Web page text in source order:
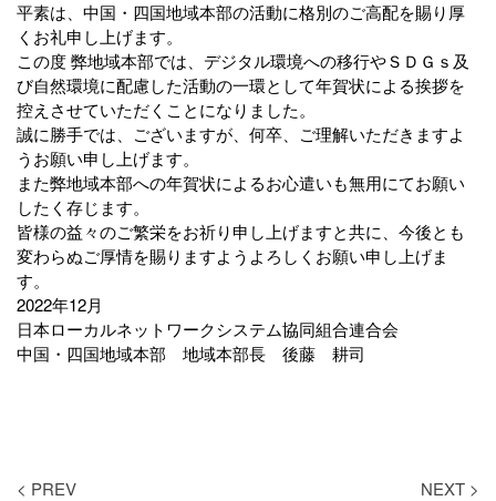
平素は、中国・四国地域本部の活動に格別のご高配を賜り厚
くお礼申し上げます。
この度 弊地域本部では、デジタル環境への移行やＳＤＧｓ及
び自然環境に配慮した活動の一環として年賀状による挨拶を
控えさせていただくことになりました。
誠に勝手では、ございますが、何卒、ご理解いただきますよ
うお願い申し上げます。
また弊地域本部への年賀状によるお心遣いも無用にてお願い
したく存じます。
皆様の益々のご繁栄をお祈り申し上げますと共に、今後とも
変わらぬご厚情を賜りますようよろしくお願い申し上げま
す。
2022年12月
日本ローカルネットワークシステム協同組合連合会
中国・四国地域本部 地域本部長 後藤 耕司
< PREV NEXT >